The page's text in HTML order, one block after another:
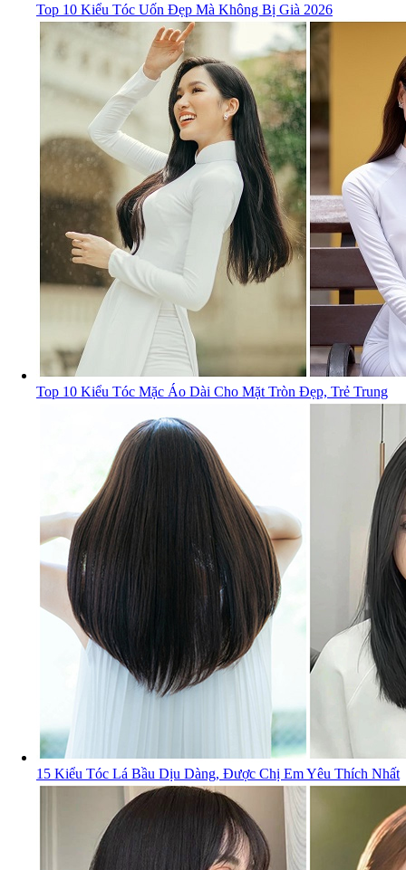
Top 10 Kiểu Tóc Uốn Đẹp Mà Không Bị Già 2026
Top 10 Kiểu Tóc Mặc Áo Dài Cho Mặt Tròn Đẹp, Trẻ Trung
15 Kiểu Tóc Lá Bầu Dịu Dàng, Được Chị Em Yêu Thích Nhất